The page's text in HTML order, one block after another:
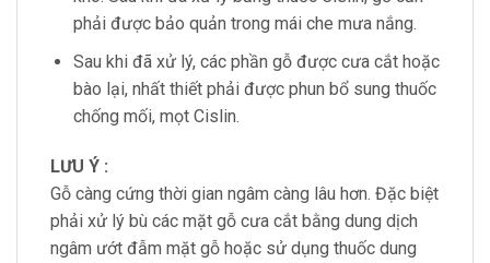
phải được bảo quản trong mái che mưa nắng.
Sau khi đã xử lý, các phần gỗ được cưa cắt hoặc
bào lại, nhất thiết phải được phun bổ sung thuốc
chống mối, mọt Cislin.
LƯU Ý :
Gỗ càng cứng thời gian ngâm càng lâu hơn. Đặc biệt
phải xử lý bù các mặt gỗ cưa cắt bằng dung dịch
ngâm ướt đẫm mặt gỗ hoặc sử dụng thuốc dung